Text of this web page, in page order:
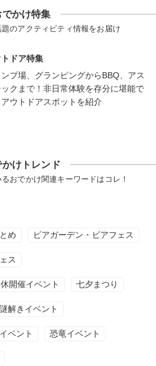
でかけ特集
のアクティビティ情報をお届け
ドア特集
プ場、グランピングからBBQ、アス
ックまで！非日常体験を存分に堪能で
アウトドアスポットを紹介
かけトレンド
おでかけ関連キーワードはコレ！
め ビアガーデン・ビアフェス
ス
開催イベント 七夕まつり
解きイベント
ベント 恐竜イベント